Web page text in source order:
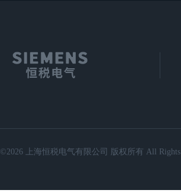
©2026 上海恒税电气有限公司 版权所有 All Rights